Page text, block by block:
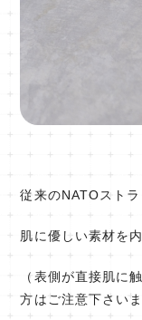
従来のNATOスト
肌に優しい素材を
（表側が直接肌に
方はご注意下さいま